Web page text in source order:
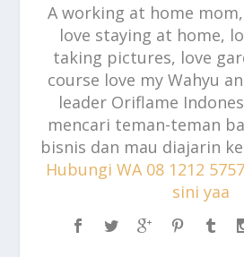
A working at home
love staying at home,
taking pictures, love
course love my Wahyu
leader Oriflame
mencari teman-teman
bisnis dan mau diajarin
Hubungi WA 08 1212
sini yaa